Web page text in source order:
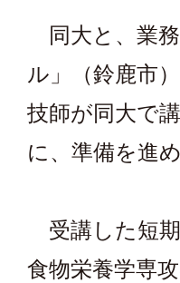
同大と、業
ル」（鈴鹿市
技師が同大で
に、準備を進
受講した短
食物栄養学専